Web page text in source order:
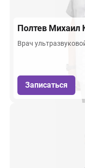
Полтев Михаил
Врач
Записаться